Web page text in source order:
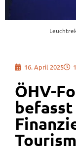
16. April 2025
ÖHV-